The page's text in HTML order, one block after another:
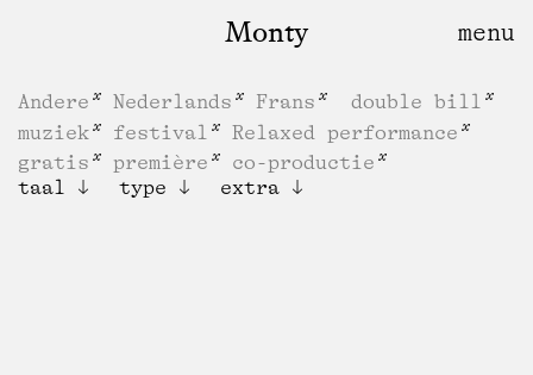
Monty
Andere Nederlands Frans
double bill
muziek
festival
Relaxed performance
gratis
première
co-productie
taal
type extra